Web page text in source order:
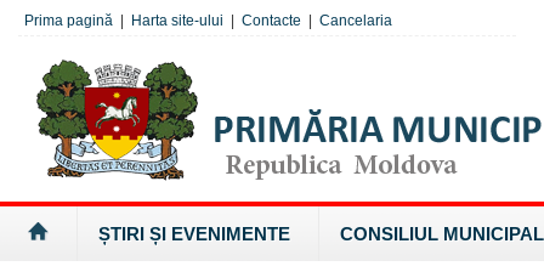
Prima pagină Harta site-ului Contacte Cancelaria
ȘTIRI ȘI EVENIMENTE CONSILIUL MUNICIPAL